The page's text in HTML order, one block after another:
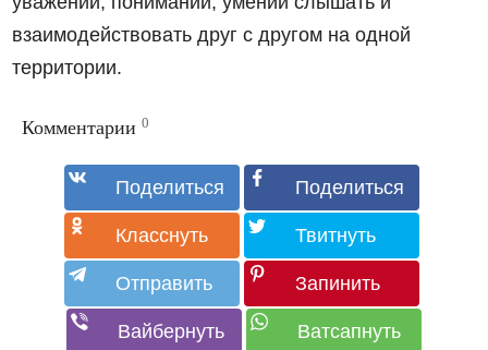
взаимодействовать друг с другом на одной
территории.
Комментарии 0